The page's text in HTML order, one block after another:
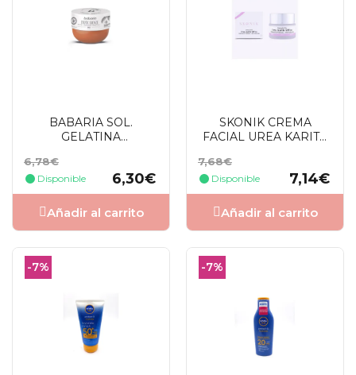
BABARIA SOL.
GELATINA
INTENSIVA COCO
SFP0 300ML
Precio
base
6,78€
Disponible
Precio
6,30€
Añadir al carrito
SKONIK CREMA
FACIAL UREA KARITE
Precio
base
7,68€
Disponible
Precio
7,14€
Añadir al carrito
-7% -7%